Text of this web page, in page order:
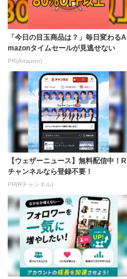
「今日の目玉商品は？」毎日変わるA
mazonタイムセールが見逃せない
PR(Amazon)
【ウェザーニュース】無料配信中！R
チャンネルなら登録不要！
PR(Rチャンネル)